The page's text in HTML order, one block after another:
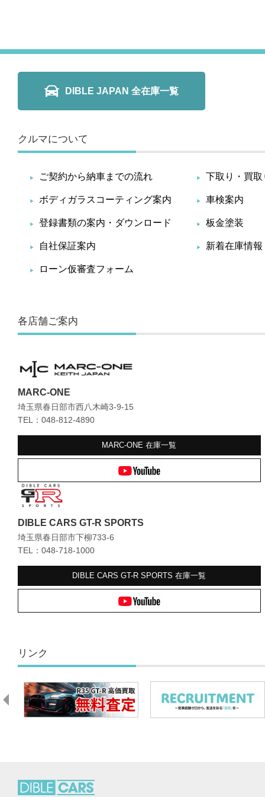
DIBLE JAPAN 全在庫一覧
クルマについて
ご契約から納車までの流れ 下取り・買
ボディガラスコーティング案内 車検案内
登録書類の案内・ダウンロード 板金塗装
自社保証案内 新着在庫情報
ローン仮審査フォーム
各店舗ご案内
MARC-ONE
埼玉県春日部市西八木崎3-9-15
TEL：048-812-4890
MARC-ONE在庫一覧
DIBLE CARS GT-R SPORTS
埼玉県春日部市下柳733-6
TEL：048-718-1000
DIBLE CARS GT-R SPORTS在庫一覧
リンク